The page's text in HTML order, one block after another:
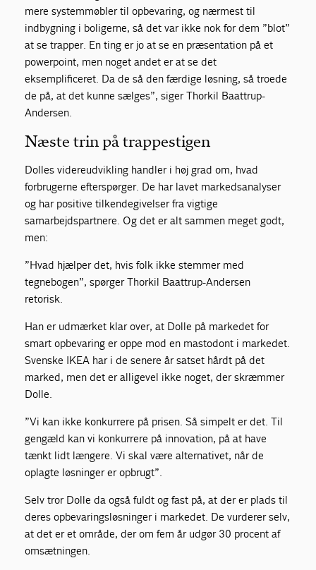
mere systemmøbler til opbevaring, og nærmest til
indbygning i boligerne, så det var ikke nok for dem ”blot”
at se trapper. En ting er jo at se en præsentation på et
powerpoint, men noget andet er at se det
eksemplificeret. Da de så den færdige løsning, så troede
de på, at det kunne sælges”, siger Thorkil Baattrup-
Andersen.
Næste trin på trappestigen
Dolles videreudvikling handler i høj grad om, hvad
forbrugerne efterspørger. De har lavet markedsanalyser
og har positive tilkendegivelser fra vigtige
samarbejdspartnere. Og det er alt sammen meget godt,
men:
”Hvad hjælper det, hvis folk ikke stemmer med
tegnebogen”, spørger Thorkil Baattrup-Andersen
retorisk.
Han er udmærket klar over, at Dolle på markedet for
smart opbevaring er oppe mod en mastodont i markedet.
Svenske IKEA har i de senere år satset hårdt på det
marked, men det er alligevel ikke noget, der skræmmer
Dolle.
”Vi kan ikke konkurrere på prisen. Så simpelt er det. Til
gengæld kan vi konkurrere på innovation, på at have
tænkt lidt længere. Vi skal være alternativet, når de
oplagte løsninger er opbrugt”.
Selv tror Dolle da også fuldt og fast på, at der er plads til
deres opbevaringsløsninger i markedet. De vurderer selv,
at det er et område, der om fem år udgør 30 procent af
omsætningen.